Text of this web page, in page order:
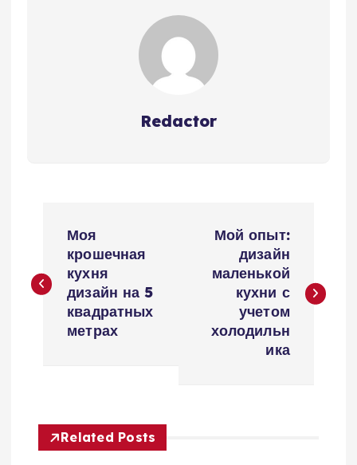
Redactor
в
а
ц
Моя
крошечная
кухня
дизайн на 5
квадратных
метрах
Мой опыт:
дизайн
маленькой
кухни с
учетом
холодильн
ика
Related Posts